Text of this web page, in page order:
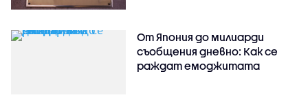
От Япония до милиарди
съобщения дневно: Как се
раждат емоджитата